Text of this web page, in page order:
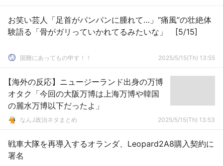
お笑い芸人「足首がパンパンに腫れて…」“痛風”の壮絶体
験語る「骨がガリっていかれてるみたいな」 [5/15]
国難にあってもの申す！！ 2025/5/15(Th) 13:55
【海外の反応】ニュージーランド出身の万博
オタク「今回の大阪万博は上海万博や韓国
の麗水万博以下だったよ」
なんJ政治ネタまとめ 2025/5/15(Th) 13:53
戦車大隊を再導入するオランダ、Leopard2A8購入契約に
署名